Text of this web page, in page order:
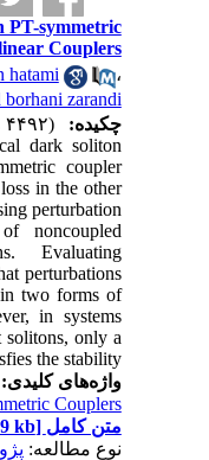
PT-symmetric
Couplers
hatami
borhani zarandi
چکیده:
dark soliton
coupler
loss in the other
perturbation
of noncoupled
Evaluating
perturbations
in two forms of
in systems
solitons, only a
the stability.
واژه‌های کلیدی:
Couplers
متن کامل[PDF 319 kb]
نوع مطالعه: